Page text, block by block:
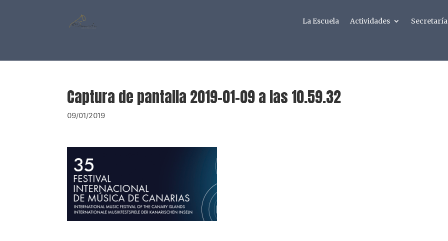
La Escuela Actividades Secretaría
Captura de pantalla 2019-01-09 a las 10.59.32
09/01/2019